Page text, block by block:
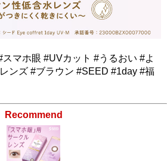
マホ眼 #UVカット #うるおい #よ
ンズ #ブラウン #SEED #1day #福
Recommend